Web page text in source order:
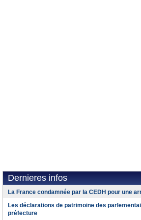
Dernieres infos
La France condamnée par la CEDH pour une
Les déclarations de patrimoine des
préfecture